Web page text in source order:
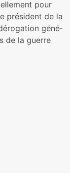
pour
pré­si­dent de la
géné­
de la guerre